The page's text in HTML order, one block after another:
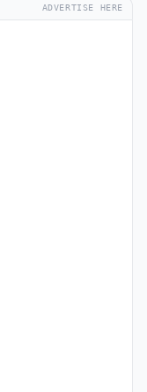
ADVERTISE HERE